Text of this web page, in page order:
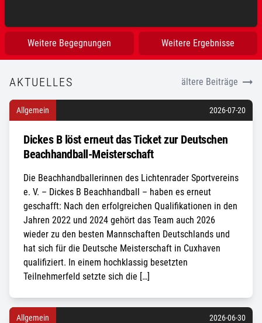
Theodor-Haubach-Schule
Weitere Begegnungen Weitere Ergebnisse
AKTUELLES ältere Beiträge
Allgemein 2026-07-20
Dickes B löst erneut das Ticket zur Deutschen
Beachhandball-Meisterschaft
Die Beachhandballerinnen des Lichtenrader Sportvereins
e. V. – Dickes B Beachhandball – haben es erneut
geschafft: Nach den erfolgreichen Qualifikationen in den
Jahren 2022 und 2024 gehört das Team auch 2026
wieder zu den besten Mannschaften Deutschlands und
hat sich für die Deutsche Meisterschaft in Cuxhaven
qualifiziert. In einem hochklassig besetzten
Teilnehmerfeld setzte sich die […]
Allgemein 2026-06-30